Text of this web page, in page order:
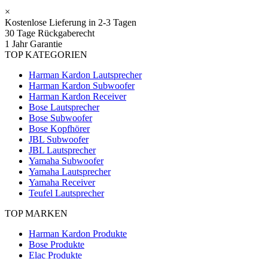
×
Kostenlose Lieferung in 2-3 Tagen
30 Tage Rückgaberecht
1 Jahr Garantie
TOP KATEGORIEN
Harman Kardon Lautsprecher
Harman Kardon Subwoofer
Harman Kardon Receiver
Bose Lautsprecher
Bose Subwoofer
Bose Kopfhörer
JBL Subwoofer
JBL Lautsprecher
Yamaha Subwoofer
Yamaha Lautsprecher
Yamaha Receiver
Teufel Lautsprecher
TOP MARKEN
Harman Kardon Produkte
Bose Produkte
Elac Produkte